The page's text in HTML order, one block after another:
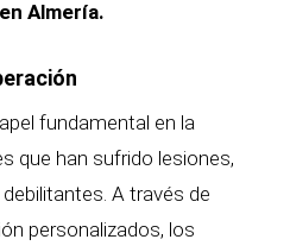
Almería.
fundamental en la
que han sufrido lesiones,
A través de
personalizados, los